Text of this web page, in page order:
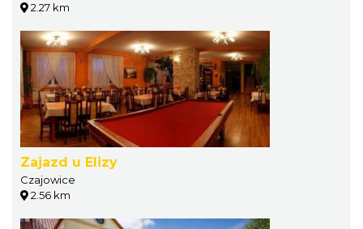
2.27 km
Zajazd u Elizy
Czajowice
2.56 km